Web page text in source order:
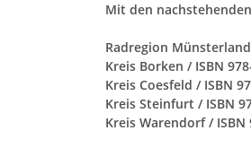
Mit den
Radregion
Kreis Borken / ISBN
Kreis Coesfeld / ISBN
Kreis Steinfurt / ISBN
Kreis Warendorf / ISBN